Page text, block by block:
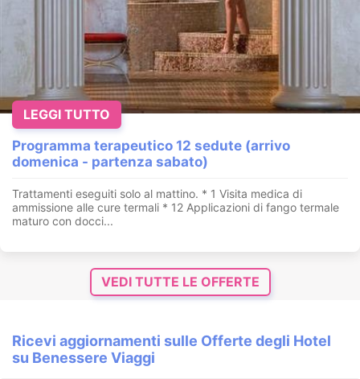
Programma terapeutico 12 sedute (arrivo
domenica - partenza sabato)
Trattamenti eseguiti solo al mattino. * 1 Visita medica di
ammissione alle cure termali * 12 Applicazioni di fango termale
maturo con docci...
LEGGI TUTTO
VEDI TUTTE LE OFFERTE
Ricevi aggiornamenti sulle Offerte degli Hotel
su Benessere Viaggi